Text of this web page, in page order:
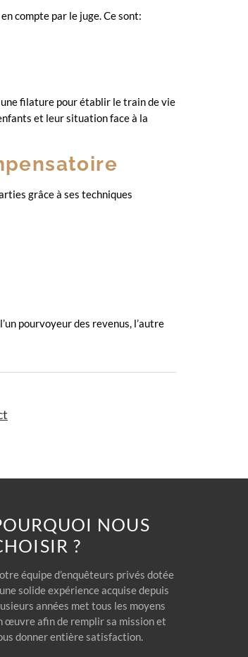
compte par le juge. Ce sont:
filature pour établir le train de vie
et leur situation face à la
grâce à ses techniques
pourvoyeur des revenus, l’autre
NOUS
?
équipe d’enquêteurs privés dotée
solide expérience acquise depuis
années met tous les moyens
œuvre afin de remplir sa mission et
donner entière satisfaction.